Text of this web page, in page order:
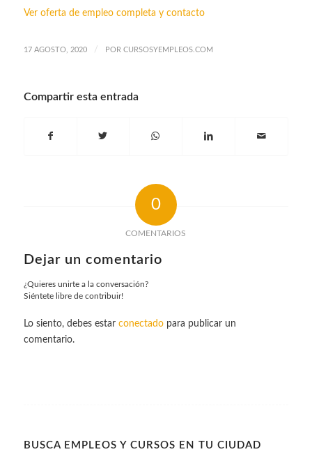
Ver oferta de empleo completa y contacto
17 AGOSTO, 2020 / POR CURSOSYEMPLEOS.COM
Compartir esta entrada
0
COMENTARIOS
Dejar un comentario
¿Quieres unirte a la conversación?
Siéntete libre de contribuir!
Lo siento, debes estar conectadopara publicar un
comentario.
BUSCA EMPLEOS Y CURSOS EN TU CIUDAD